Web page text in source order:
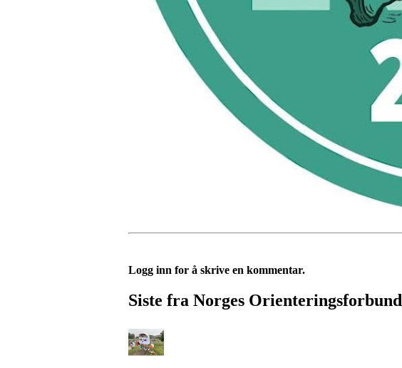
Logg inn for å skrive en kommentar.
Siste fra Norges Orienteringsforbund